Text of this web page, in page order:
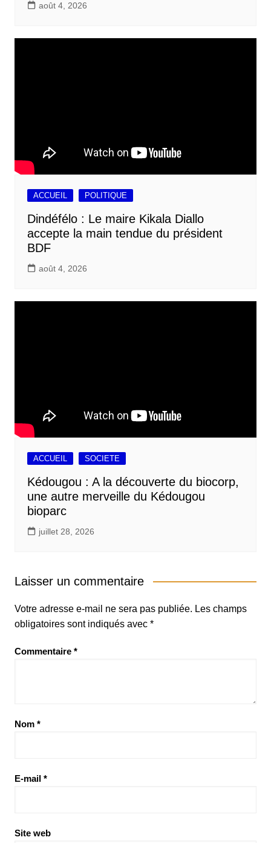
août 4, 2026
ACCUEIL POLITIQUE
Dindéfélo : Le maire Kikala Diallo
accepte la main tendue du président
BDF
août 4, 2026
ACCUEIL SOCIETE
Kédougou : A la découverte du biocorp,
une autre merveille du Kédougou
bioparc
juillet 28, 2026
Laisser un commentaire
Votre adresse e-mail ne sera pas publiée. Les champs
obligatoires sont indiqués avec *
Commentaire *
Nom *
E-mail *
Site web